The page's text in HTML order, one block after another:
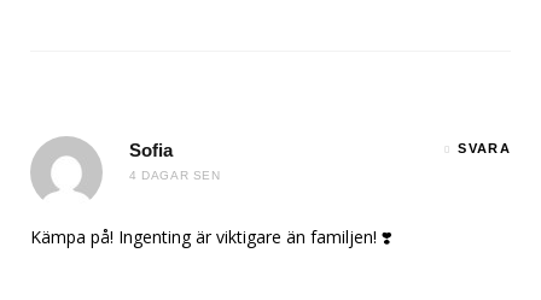
Sofia
4 DAGAR SEN
SVARA
Kämpa på! Ingenting är viktigare än familjen! ❣️